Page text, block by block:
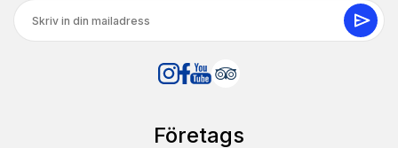
14 juli 2023
Höjdpunkter från Cappadocia Tour
små grupper som verkligen trevligt. Jag var bara en
resenär och andra i min grupp avbröt i sista minuten som
Företags